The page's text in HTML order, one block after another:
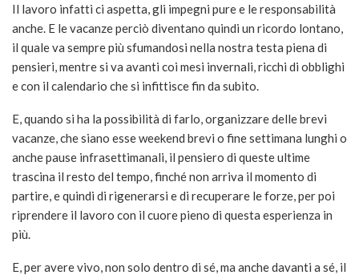
Il lavoro infatti ci aspetta, gli impegni pure e le responsabilità
anche. E le vacanze perciò diventano quindi un ricordo lontano,
il quale va sempre più sfumandosi nella nostra testa piena di
pensieri, mentre si va avanti coi mesi invernali, ricchi di obblighi
e con il calendario che si infittisce fin da subito.
E, quando si ha la possibilità di farlo, organizzare delle brevi
vacanze, che siano esse weekend brevi o fine settimana lunghi o
anche pause infrasettimanali, il pensiero di queste ultime
trascina il resto del tempo, finché non arriva il momento di
partire, e quindi di rigenerarsi e di recuperare le forze, per poi
riprendere il lavoro con il cuore pieno di questa esperienza in
più.
E, per avere vivo, non solo dentro di sé, ma anche davanti a sé, il